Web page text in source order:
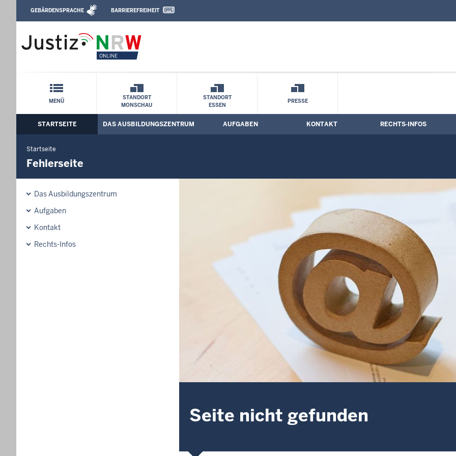
Ausbildungszentrum der Justiz Nordrhein-Westfalen: Fehlerseite
Direkt zum Inhalt
Leichte Sprache, Gebärdensprachenvideo und Kontaktformular
GEBÄRDENSPRACHE BARRIEREFREIHEIT
Schnellnavigation mit Volltext-Suche
MENÜ
STANDORT
MONSCHAU
STANDORT
ESSEN
PRESSE
Hauptmenü: Hauptnavigation
STARTSEITE DAS AUSBILDUNGSZENTRUM AUFGABEN KONTAKT RECHTS-INFOS
Startseite
Fehlerseite
Das Ausbildungszentrum
Aufgaben
Kontakt
Rechts-Infos
Seite nicht gefunden